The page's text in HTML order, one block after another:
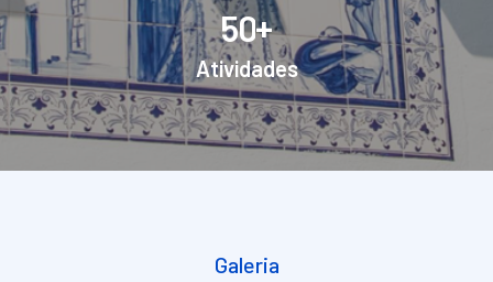
50+
Atividades
Galeria